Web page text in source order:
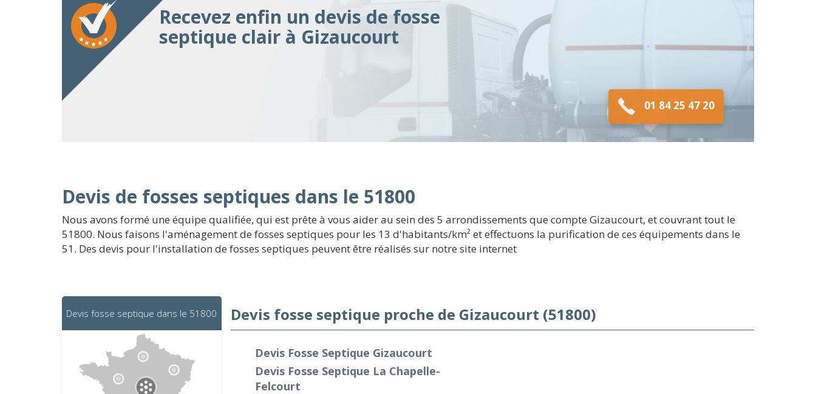
Recevez enfin un devis de fosse
septique clair à Gizaucourt
01 84 25 47 20
Devis de fosses septiques dans le 51800
Nous avons formé une équipe qualifiée, qui est prête à vous aider au sein des 5 arrondissements que compte Gizaucourt, et couvrant tout le
51800. Nous faisons l'aménagement de fosses septiques pour les 13 d'habitants/km² et effectuons la purification de ces équipements dans le
51. Des devis pour l'installation de fosses septiques peuvent être réalisés sur notre site internet
Devis fosse septique dans le 51800 Devis fosse septique proche de Gizaucourt (51800)
Devis Fosse Septique Gizaucourt
Devis Fosse Septique La Chapelle-
Felcourt